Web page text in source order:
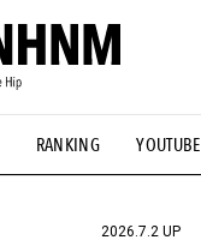
RANKING YOUTUBE
#マイナーグッド図鑑
#FASHION #MUSIC
2026.7.2 UP